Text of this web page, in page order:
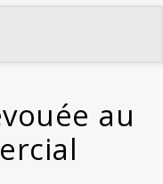
au